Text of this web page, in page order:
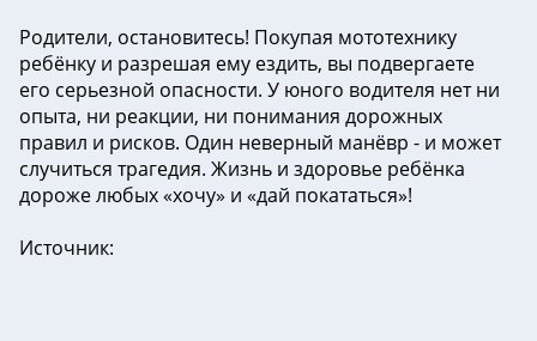
Родители, остановитесь! Покупая мототехнику
ребёнку и разрешая ему ездить, вы подвергаете
его серьезной опасности. У юного водителя нет ни
опыта, ни реакции, ни понимания дорожных
правил и рисков. Один неверный манёвр - и может
случиться трагедия. Жизнь и здоровье ребёнка
дороже любых «хочу» и «дай покататься»!
Источник: